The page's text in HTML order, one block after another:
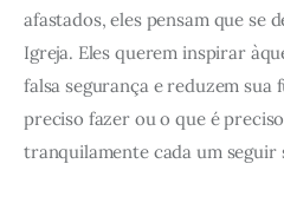
afastados, eles pensam que se
Igreja. Eles querem inspirar
falsa segurança e reduzem sua
preciso fazer ou o que é
tranquilamente cada um seguir